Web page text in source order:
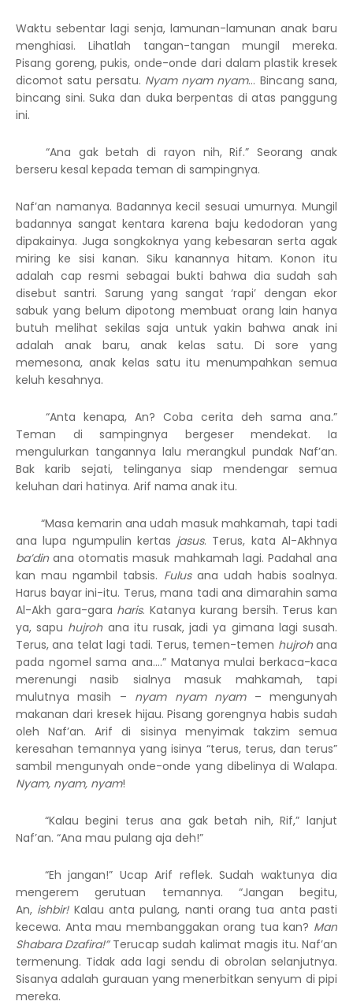
Waktu sebentar lagi senja, lamunan-lamunan anak baru
menghiasi. Lihatlah tangan-tangan mungil mereka.
Pisang goreng, pukis, onde-onde dari dalam plastik kresek
dicomot satu persatu. Nyam nyam nyam… Bincang sana,
bincang sini. Suka dan duka berpentas di atas panggung
ini.
“Ana gak betah di rayon nih, Rif.” Seorang anak
berseru kesal kepada teman di sampingnya.
Naf’an namanya. Badannya kecil sesuai umurnya. Mungil
badannya sangat kentara karena baju kedodoran yang
dipakainya. Juga songkoknya yang kebesaran serta agak
miring ke sisi kanan. Siku kanannya hitam. Konon itu
adalah cap resmi sebagai bukti bahwa dia sudah sah
disebut santri. Sarung yang sangat ‘rapi’ dengan ekor
sabuk yang belum dipotong membuat orang lain hanya
butuh melihat sekilas saja untuk yakin bahwa anak ini
adalah anak baru, anak kelas satu. Di sore yang
memesona, anak kelas satu itu menumpahkan semua
keluh kesahnya.
“Anta kenapa, An? Coba cerita deh sama ana.”
Teman di sampingnya bergeser mendekat. Ia
mengulurkan tangannya lalu merangkul pundak Naf’an.
Bak karib sejati, telinganya siap mendengar semua
keluhan dari hatinya. Arif nama anak itu.
“Masa kemarin ana udah masuk mahkamah, tapi tadi
ana lupa ngumpulin kertas jasus. Terus, kata Al-Akhnya
ba’dinana otomatis masuk mahkamah lagi. Padahal ana
kan mau ngambil tabsis. Fulusana udah habis soalnya.
Harus bayar ini-itu. Terus, mana tadi ana dimarahin sama
Al-Akh gara-gara haris. Katanya kurang bersih. Terus kan
ya, sapu hujrohana itu rusak, jadi ya gimana lagi susah.
Terus, ana telat lagi tadi. Terus, temen-temen hujrohana
pada ngomel sama ana….” Matanya mulai berkaca-kaca
merenungi nasib sialnya masuk mahkamah, tapi
mulutnya masih – nyam nyam nyam– mengunyah
makanan dari kresek hijau. Pisang gorengnya habis sudah
oleh Naf’an. Arif di sisinya menyimak takzim semua
keresahan temannya yang isinya “terus, terus, dan terus”
sambil mengunyah onde-onde yang dibelinya di Walapa.
Nyam, nyam, nyam!
“Kalau begini terus ana gak betah nih, Rif,” lanjut
Naf’an. “Ana mau pulang aja deh!”
“Eh jangan!” Ucap Arif reflek. Sudah waktunya dia
mengerem gerutuan temannya. “Jangan begitu,
An, ishbir! Kalau anta pulang, nanti orang tua anta pasti
kecewa. Anta mau membanggakan orang tua kan? Man
Shabara Dzafira!” Terucap sudah kalimat magis itu. Naf’an
termenung. Tidak ada lagi sendu di obrolan selanjutnya.
Sisanya adalah gurauan yang menerbitkan senyum di pipi
mereka.